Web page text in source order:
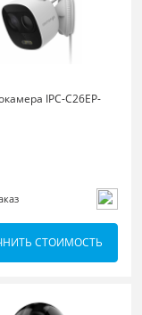
IPC-C26EP-
СТОИМОСТЬ